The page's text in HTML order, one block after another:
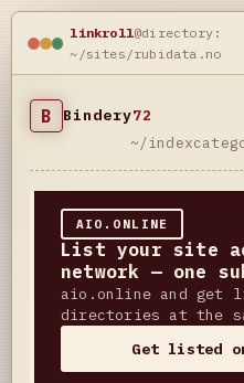
linkroll@directory:
~/sites/rubidata.no
B Bindery72
~/index
AIO.ONLINE
List your site
network — one
aio.online and get
directories at the
Get listed